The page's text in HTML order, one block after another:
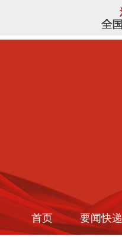
首页 要闻快递